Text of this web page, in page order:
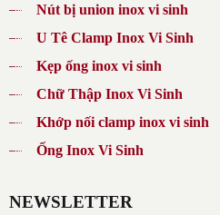
Nút bị union inox vi sinh
U Tê Clamp Inox Vi Sinh
Kẹp ống inox vi sinh
Chữ Thập Inox Vi Sinh
Khớp nối clamp inox vi sinh
Ống Inox Vi Sinh
NEWSLETTER